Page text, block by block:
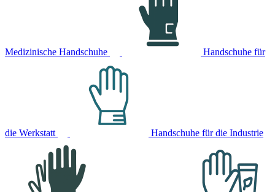
Medizinische Handschuhe Handschuhe für
die Werkstatt Handschuhe für die Industrie